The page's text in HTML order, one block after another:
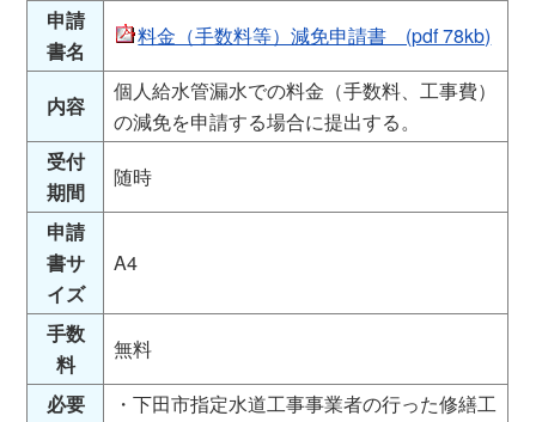
申請
書名
料金（手数料等）減免申請書 (pdf 78kb)
内容
個人給水管漏水での料金（手数料、工事費）
の減免を申請する場合に提出する。
受付
期間
随時
申請
書サ
イズ
A4
手数
料
無料
必要
・下田市指定水道工事事業者の行った修繕工